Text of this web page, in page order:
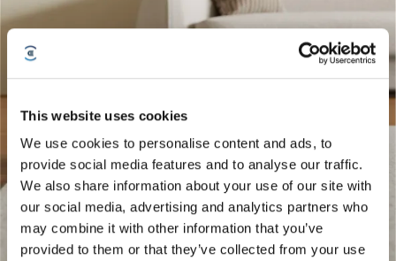
This website uses cookies
We use cookies to personalise content and ads, to
provide social media features and to analyse our traffic.
We also share information about your use of our site with
our social media, advertising and analytics partners who
may combine it with other information that you’ve
provided to them or that they’ve collected from your use